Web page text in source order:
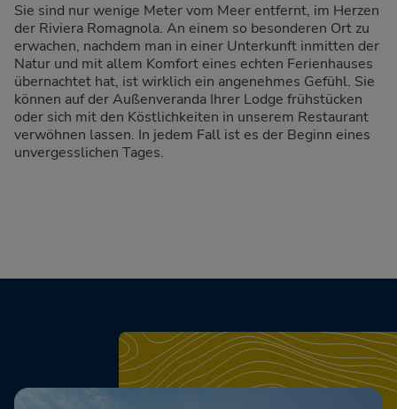
Sie sind nur wenige Meter vom Meer entfernt, im Herzen
der Riviera Romagnola. An einem so besonderen Ort zu
erwachen, nachdem man in einer Unterkunft inmitten der
Natur und mit allem Komfort eines echten Ferienhauses
übernachtet hat, ist wirklich ein angenehmes Gefühl. Sie
können auf der Außenveranda Ihrer Lodge frühstücken
oder sich mit den Köstlichkeiten in unserem Restaurant
verwöhnen lassen. In jedem Fall ist es der Beginn eines
unvergesslichen Tages.